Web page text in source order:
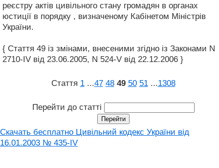
реєстру актів цивільного стану громадян в органах
юстиції в порядку , визначеному Кабінетом Міністрів
України.
{ Стаття 49 із змінами, внесеними згідно із Законами N
2710-IV від 23.06.2005, N 524-V від 22.12.2006 }
Стаття 1 ...47 48 49 50 51 ...1308
Перейти до статті
Скачать бесплатно Цивільний кодекс України від
16.01.2003 № 435-IV